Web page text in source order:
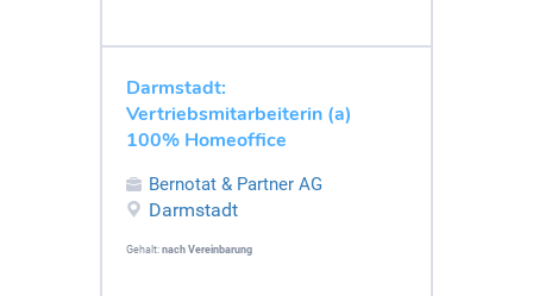
Darmstadt:
Vertriebsmitarbeiterin (a)
100% Homeoffice
Bernotat & Partner AG
Darmstadt
Gehalt: nach Vereinbarung